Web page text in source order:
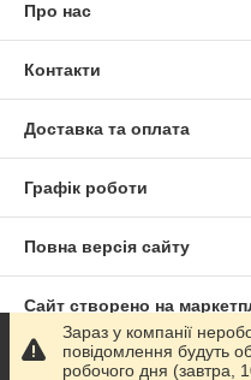
Про нас
Контакти
Доставка та оплата
Графік роботи
Повна версія сайту
Сайт створено на
Політика конфіденційності
Зараз у компанії
повідомлення будуть
робочого дня (завтра,